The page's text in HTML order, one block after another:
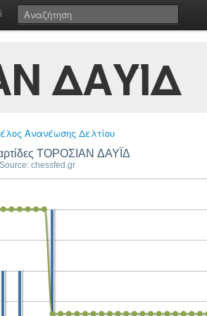
ΔΑΥΪΔ
Ανανέωσης Δελτίου
ΤΟΡΟΣΙΑΝ ΔΑΥΪΔ
Source: chessfed.gr